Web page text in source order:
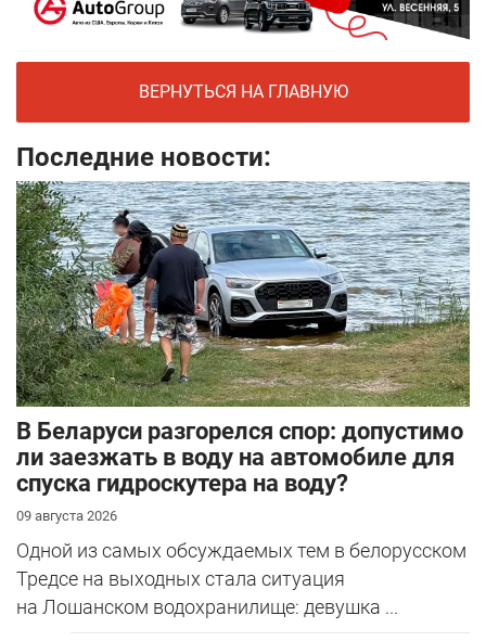
ВЕРНУТЬСЯ НА ГЛАВНУЮ
Последние новости:
В Беларуси разгорелся спор: допустимо
ли заезжать в воду на автомобиле для
спуска гидроскутера на воду?
09 августа 2026
Одной из самых обсуждаемых тем в белорусском
Тредсе на выходных стала ситуация
на Лошанском водохранилище: девушка ...